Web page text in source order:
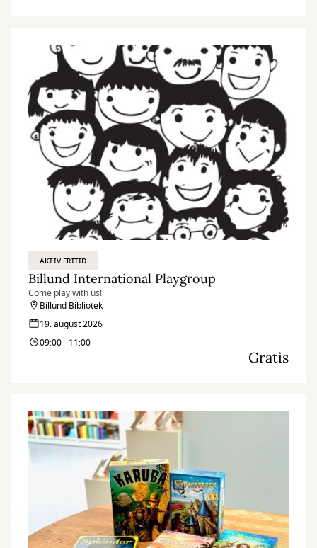
AKTIV FRITID
Billund International Playgroup
Come play with us!
Billund Bibliotek
19. august 2026
09:00 - 11:00
Gratis